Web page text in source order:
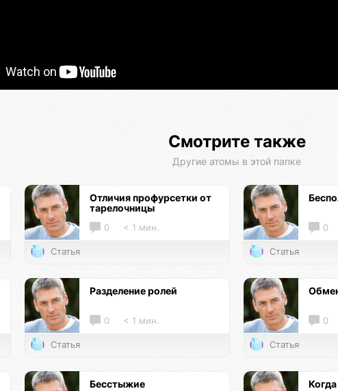
Смотрите также
Другие атомы в этой папке
Отличия профурсетки от
тарелочницы
0 < 1 мин.
Статья
0
Статья
Разделение ролей
0 < 1 мин.
Статья
0
Статья
Бесстыжие